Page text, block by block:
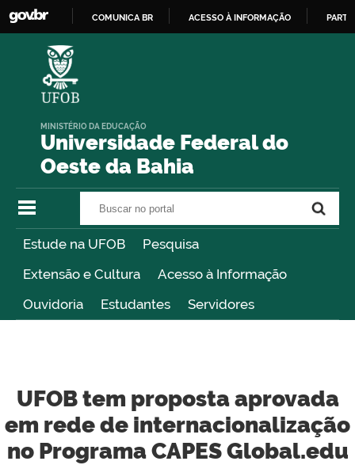
COMUNICA BR ACESSO À INFORMAÇÃO
Universidade Federal do
Oeste da Bahia
MINISTÉRIO DA EDUCAÇÃO
Estude na UFOB
Pesquisa
Extensão e Cultura
Acesso à Informação
Ouvidoria
Estudantes Servidores
UFOB tem proposta aprovada
em rede de internacionalização
no Programa CAPES Global.edu